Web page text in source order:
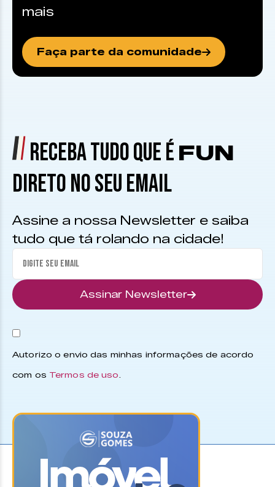
mais
Faça parte da comunidade
RECEBA TUDO QUE É FUN
DIRETO NO SEU EMAIL
Assine a nossa Newsletter e saiba
tudo que tá rolando na cidade!
Assinar Newsletter
Autorizo o envio das minhas informações de acordo
com os Termos de uso.